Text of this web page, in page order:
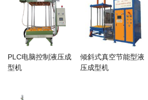
PLC电脑控制液压成
型机
倾斜式真空节能型液
压成型机